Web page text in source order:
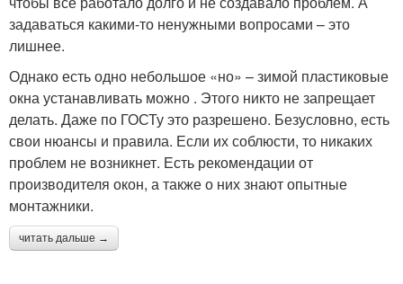
задаваться какими-то ненужными вопросами – это
лишнее.
Однако есть одно небольшое «но» – зимой пластиковые
окна устанавливать можно . Этого никто не запрещает
делать. Даже по ГОСТу это разрешено. Безусловно, есть
свои нюансы и правила. Если их соблюсти, то никаких
проблем не возникнет. Есть рекомендации от
производителя окон, а также о них знают опытные
монтажники.
читать дальше →